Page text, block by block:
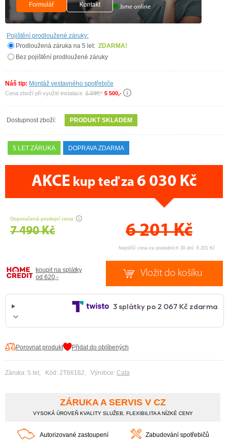
Formulář Kontakt Jsme online
Pojištění prodloužené záruky:
Prodloužená záruka na 5 let: ZDARMA!
Bez pojištění prodloužené záruky
Náš tip: Montáž vestavného spotřebiče
Cena zboží při využití instalace 6 030,- 5 500,-
Dostupnost zboží: PRODUKT SKLADEM
5 LET ZÁRUKA DOPRAVA ZDARMA
AKCE kup teď za 6 030 Kč
Doporučená prodejní cena
7 490 Kč 6 201Kč
Nejnižší cena za posledních 30 dní: 6 201 Kč
koupit na splátky
od 620,-
Porovnat produkt Přidat do oblíbených
Záruka: 5 let, Kód: 2T66162, Výrobce: Cata
ZÁRUKA A SERVIS V CZ
VYSOKÁ ÚROVEŇ KVALITY SLUŽEB, FLEXIBILITA A NÍZKÉ CENY
Autorizované zastoupení Zabudování spotřebičů